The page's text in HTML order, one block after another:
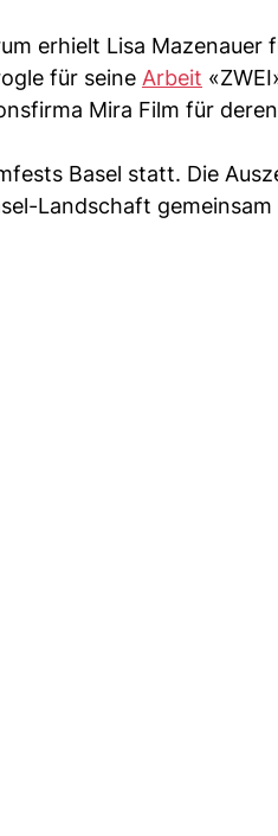
erhielt Lisa Mazenauer
für seine Arbeit
Mira Film für
Basel statt. Die
Landschaft gemeinsam